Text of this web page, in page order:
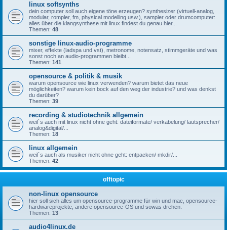
linux softsynths
dein computer soll auch eigene töne erzeugen? synthesizer (virtuell-analog,
modular, rompler, fm, physical modelling usw.), sampler oder drumcomputer:
alles über die klangsynthese mit linux findest du genau hier...
Themen: 48
sonstige linux-audio-programme
mixer, effekte (ladspa und vst), metronome, notensatz, stimmgeräte und was
sonst noch an audio-programmen bleibt...
Themen: 141
opensource & politik & musik
warum opensource wie linux verwenden? warum bietet das neue
möglichkeiten? warum kein bock auf den weg der industrie? und was denkst
du darüber?
Themen: 39
recording & studiotechnik allgemein
weil`s auch mit linux nicht ohne geht: dateiformate/ verkabelung/ lautsprecher/
analog&digital/...
Themen: 18
linux allgemein
weil`s auch als musiker nicht ohne geht: entpacken/ mkdir/...
Themen: 42
offtopic
non-linux opensource
hier soll sich alles um opensource-programme für win und mac, opensource-
hardwareprojekte, andere opensource-OS und sowas drehen.
Themen: 13
audio4linux.de